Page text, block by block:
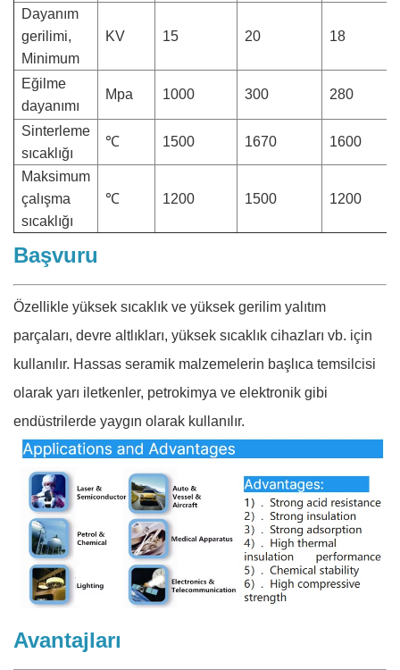
Dayanım
gerilimi,
Minimum
KV 15 20 18
Eğilme
dayanımı
Mpa 1000 300 280
Sinterleme
sıcaklığı
℃ 1500 1670 1600
Maksimum
çalışma
sıcaklığı
℃ 1200 1500 1200
Başvuru
Özellikle yüksek sıcaklık ve yüksek gerilim yalıtım
parçaları, devre altlıkları, yüksek sıcaklık cihazları vb. için
kullanılır. Hassas seramik malzemelerin başlıca temsilcisi
olarak yarı iletkenler, petrokimya ve elektronik gibi
endüstrilerde yaygın olarak kullanılır.
Avantajları